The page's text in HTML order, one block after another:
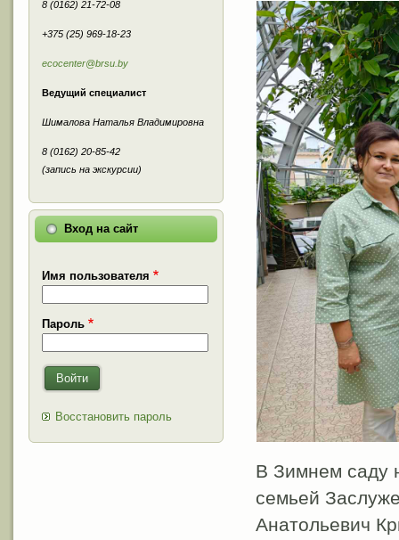
8 (0162) 21-72-08
+375 (25) 969-18-23
ecocenter@brsu.by
Ведущий специалист
Шималова Наталья Владимировна
8 (0162) 20-85-42
(запись на экскурсии)
Вход на сайт
Имя пользователя
Пароль
Войти
Восстановить пароль
В Зимнем саду
семьей
Анатольевич